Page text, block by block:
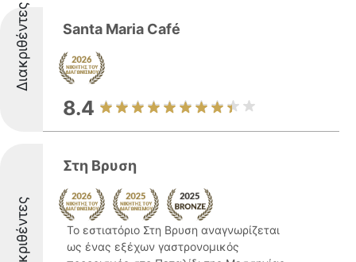
Διακριθέντες Santa Maria Café
8.4
Διακριθέντες
Στη Βρυση
Το εστιατόριο Στη Βρυση αναγνωρίζεται
ως ένας εξέχων γαστρονομικός